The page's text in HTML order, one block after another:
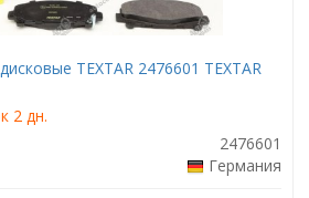
TEXTAR 2476601 TEXTAR
2 дн.
2476601
Германия